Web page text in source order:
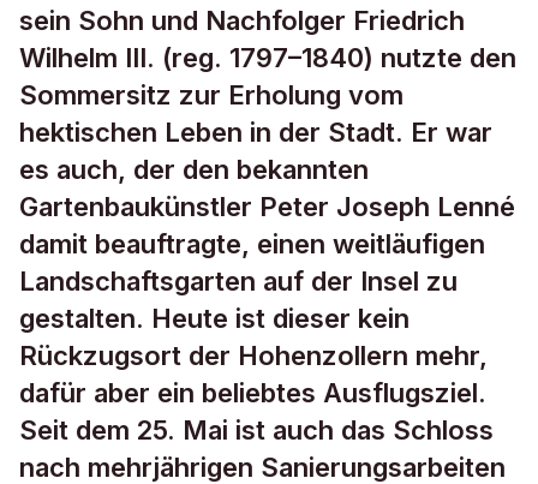
sein Sohn und Nachfolger Friedrich
Wilhelm III. (reg. 1797–1840) nutzte den
Sommersitz zur Erholung vom
hektischen Leben in der Stadt. Er war
es auch, der den bekannten
Gartenbaukünstler Peter Joseph Lenné
damit beauftragte, einen weitläufigen
Landschaftsgarten auf der Insel zu
gestalten. Heute ist dieser kein
Rückzugsort der Hohenzollern mehr,
dafür aber ein beliebtes Ausflugsziel.
Seit dem 25. Mai ist auch das Schloss
nach mehrjährigen Sanierungsarbeiten